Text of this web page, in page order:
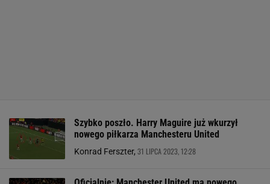
Szybko poszło. Harry Maguire już wkurzył
nowego piłkarza Manchesteru United
Konrad Ferszter, 31 LIPCA 2023, 12:28